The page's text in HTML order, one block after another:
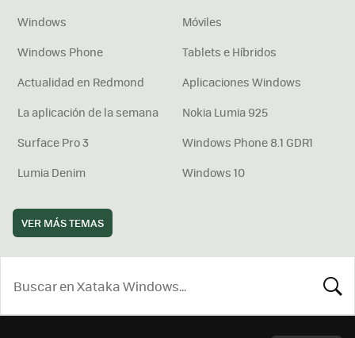
Windows
Móviles
Windows Phone
Tablets e Híbridos
Actualidad en Redmond
Aplicaciones Windows
La aplicación de la semana
Nokia Lumia 925
Surface Pro 3
Windows Phone 8.1 GDR1
Lumia Denim
Windows 10
VER MÁS TEMAS